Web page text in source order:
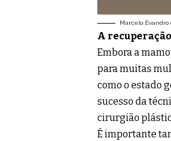
Marcelo Evandro
A
Embora a
para muitas
como o estado
sucesso da
cirurgião
É importante